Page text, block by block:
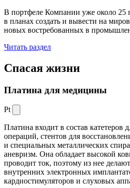
В портфеле Компании уже около 25
в планах создать и вывести на
новых востребованных в
Читать раздел
Спасая жизни
Платина для медицины
Pt
Платина входит в состав катетеров
операций, стентов для
и специальных металлических
аневризм. Она обладает высокой
проводит ток, поэтому из нее
внутренних электронных
кардиостимуляторов и слуховых